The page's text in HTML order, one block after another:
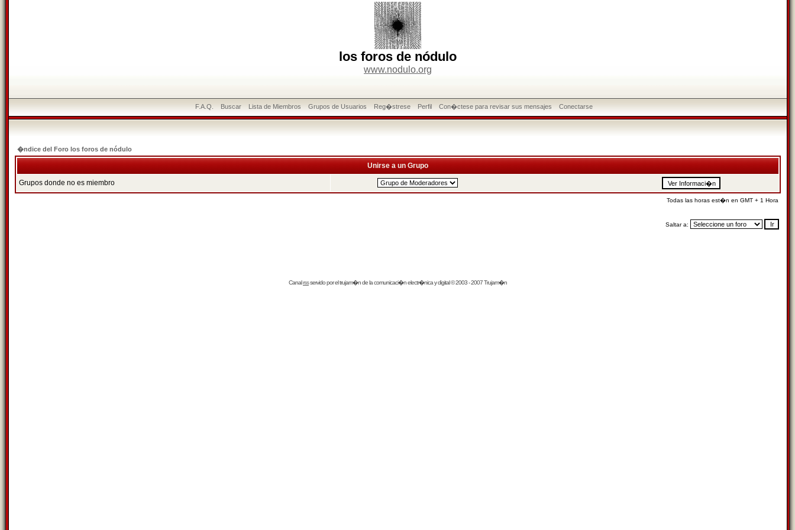
los foros de nódulo
www.nodulo.org
F.A.Q. Buscar Lista de Miembros Grupos de Usuarios Reg�strese Perfil Con�ctese para revisar sus mensajes Conectarse
�ndice del Foro los foros de nódulo
Unirse a un Grupo
Grupos donde no es miembro
Todas las horas est�n en GMT + 1 Hora
Saltar a:
Canalrssservido por eltrujam�nde la comunicaci�n electr�nica y digital © 2003 - 2007 Trujam�n